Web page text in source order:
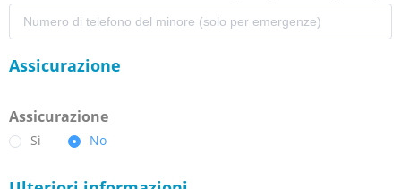
Assicurazione
Assicurazione
Si No